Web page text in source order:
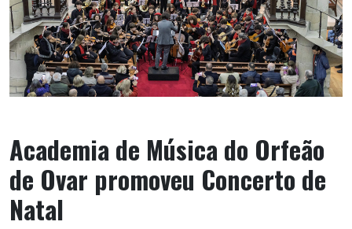
Academia de Música do Orfeão
de Ovar promoveu Concerto de
Natal